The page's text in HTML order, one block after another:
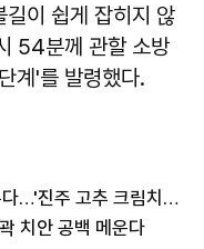
이 쉽게 잡히지 않
54분께 관할 소방
계'를 발령했다.
맥도날드 '한국의 맛' 대표작 돌아온다…'진주 고추 크림치즈 버거' 재출시
치안 공백 메운다